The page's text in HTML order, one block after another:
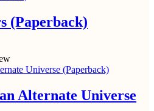
(Paperback)
Alternate Universe